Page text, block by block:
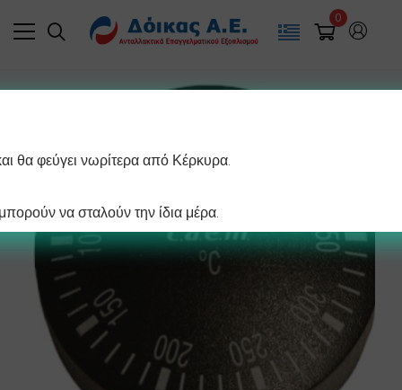
0
θα φεύγει νωρίτερα από Κέρκυρα.
να σταλούν την ίδια μέρα.